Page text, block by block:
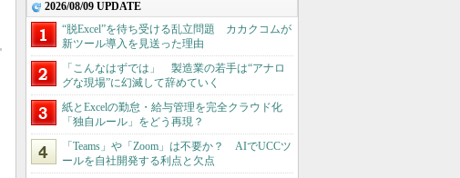
2026/08/09 UPDATE
“脱Excel”を待ち受ける乱立問題 カカクコムが
新ツール導入を見送った理由
「こんなはずでは」 製造業の若手は“アナロ
グな現場”に幻滅して辞めていく
紙とExcelの勤怠・給与管理を完全クラウド化
「独自ルール」をどう再現？
「Teams」や「Zoom」は不要か？ AIでUCCツ
ールを自社開発する利点と欠点